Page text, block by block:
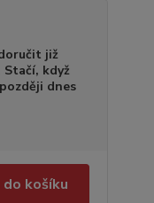
již
Stačí, když
dnes
košíku